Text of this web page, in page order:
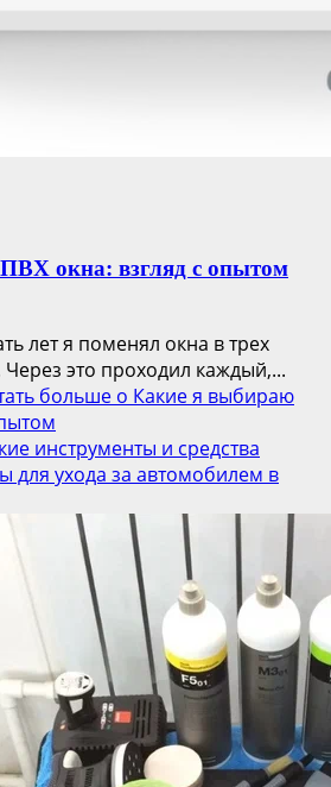
окна: взгляд с опытом
лет я поменял окна в трех
Через это проходил каждый,...
больше о Какие я выбираю
инструменты и средства
для ухода за автомобилем в